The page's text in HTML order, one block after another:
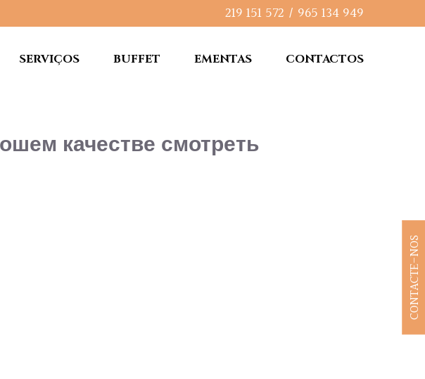
219 151 572 / 965 134 949
SERVIÇOS BUFFET EMENTAS CONTACTOS
качестве смотреть
CONTACTE-NOS